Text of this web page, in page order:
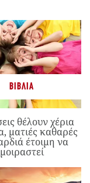
ΒΙΒΛΊΑ
θέλουν χέρια
ματιές καθαρές
έτοιμη να
μοιραστεί